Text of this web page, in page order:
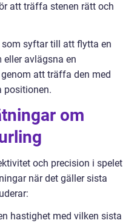
att träffa stenen rätt och
syftar till att flytta en
eller avlägsna en
att träffa den med
positionen.
om
och precision i spelet
när det gäller sista
hastighet med vilken sista